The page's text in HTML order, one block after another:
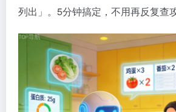
列出」。5分钟搞定，不用再反复查攻